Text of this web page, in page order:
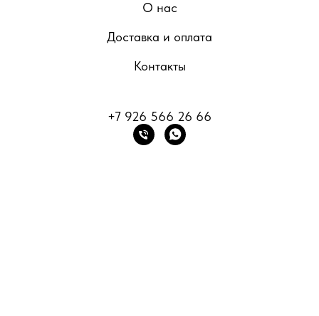
О нас
Доставка и оплата
Контакты
+7 926 566 26 66